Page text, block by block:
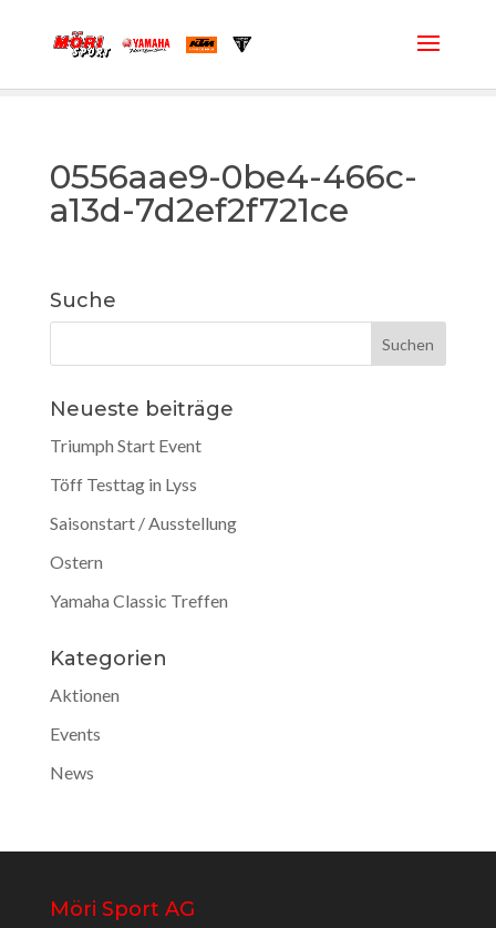
0556aae9-0be4-466c-
a13d-7d2ef2f721ce
Suche
Neueste beiträge
Triumph Start Event
Töff Testtag in Lyss
Saisonstart / Ausstellung
Ostern
Yamaha Classic Treffen
Kategorien
Aktionen
Events
News
Möri Sport AG